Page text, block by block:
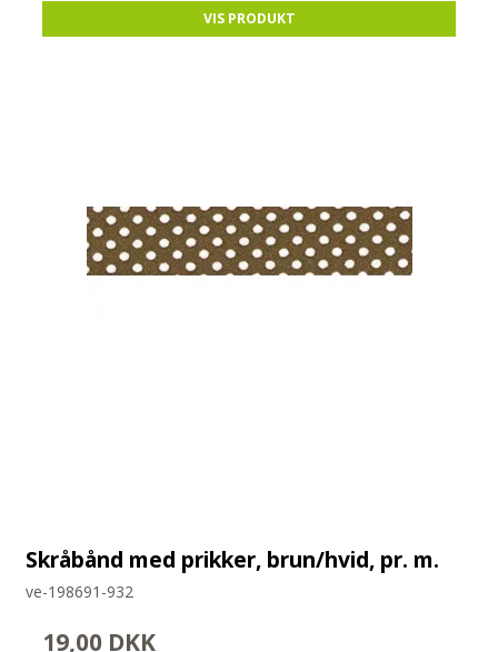
VIS PRODUKT
Skråbånd med prikker, brun/hvid, pr. m.
ve-198691-932
19,00 DKK